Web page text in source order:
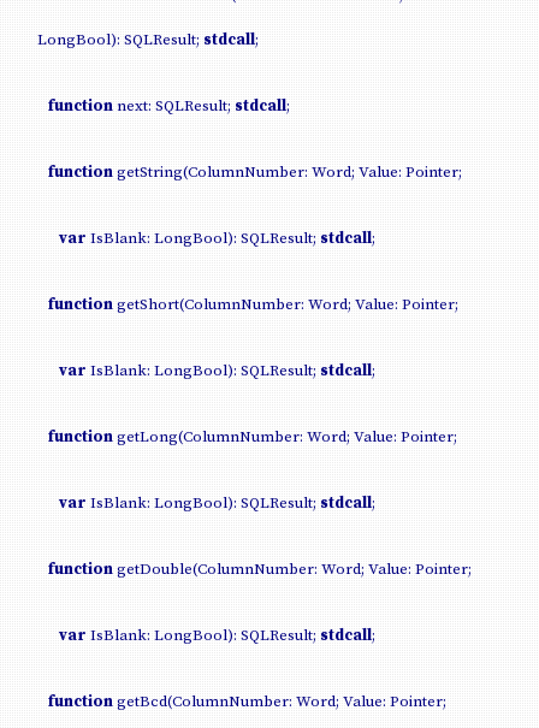
LongBool): SQLResult; stdcall;
function next: SQLResult; stdcall;
functiongetString(ColumnNumber: Word; Value: Pointer;
var IsBlank: LongBool): SQLResult; stdcall;
functiongetShort(ColumnNumber: Word; Value: Pointer;
var IsBlank: LongBool): SQLResult; stdcall;
functiongetLong(ColumnNumber: Word; Value: Pointer;
var IsBlank: LongBool): SQLResult; stdcall;
functiongetDouble(ColumnNumber: Word; Value: Pointer;
var IsBlank: LongBool): SQLResult; stdcall;
functiongetBcd(ColumnNumber: Word; Value: Pointer;